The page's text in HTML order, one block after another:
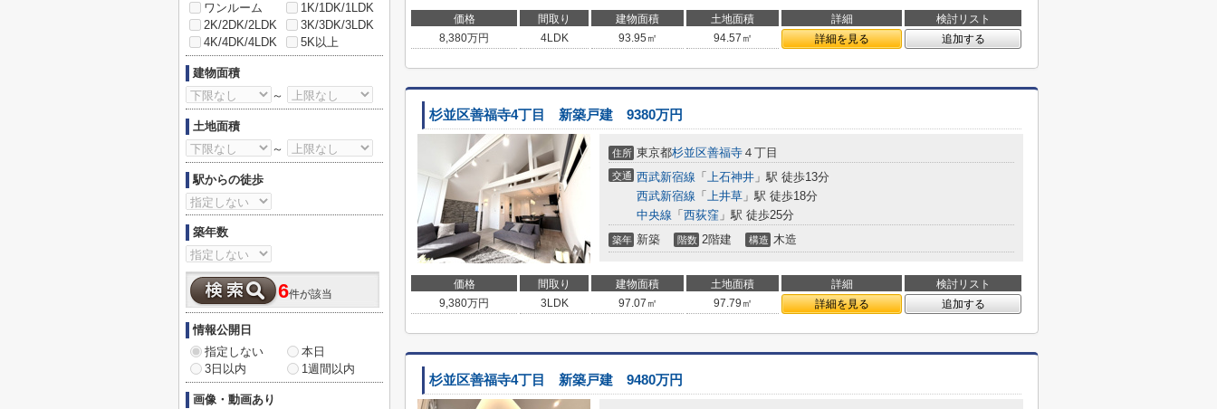
価格 間取り 建物面積 土地面積 詳細
検討リスト
8,380万円 4LDK 93.95㎡ 94.57㎡ 詳細を見る 追加する
杉並区善福寺4丁目 新築戸建 9380万円
住所 東京都杉並区善福寺 ４丁目
交通 西武新宿線 「 上石神井 」駅 徒歩13分
西武新宿線 「 上井草 」駅 徒歩18分
中央線 「 西荻窪 」駅 徒歩25分
築年 新築 階数 2階建 構造 木造
価格 間取り 建物面積 土地面積 詳細
検討リスト
9,380万円 3LDK 97.07㎡ 97.79㎡ 詳細を見る 追加する
杉並区善福寺4丁目 新築戸建 9480万円
ワンルーム
1K/1DK/1LDK
2K/2DK/2LDK
3K/3DK/3LDK
4K/4DK/4LDK
5K以上
建物面積
～
土地面積
～
駅からの徒歩
築年数
6件が該当
情報公開日
指定しない
本日
3日以内
1週間以内
画像・動画あり